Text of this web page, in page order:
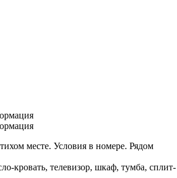
месте. Условия в номере. Рядом
кровать, телевизор, шкаф, тумба, сплит-